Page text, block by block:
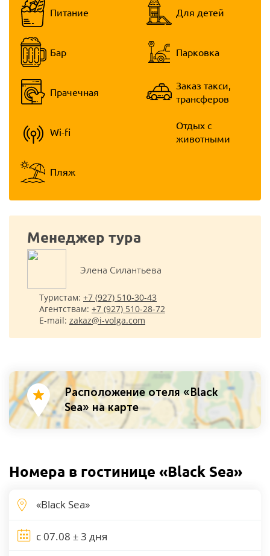
Питание Для детей
Бар Парковка
Прачечная
Заказ такси,
трансферов
Wi-fi
Отдых с
животными
Пляж
Менеджер тура
Элена Cилантьева
Туристам: +7 (927) 510-30-43
Агентствам: +7 (927) 510-28-72
E-mail: zakaz@i-volga.com
Расположение отеля «Black
Sea» на карте
Номера в гостинице «Black Sea»